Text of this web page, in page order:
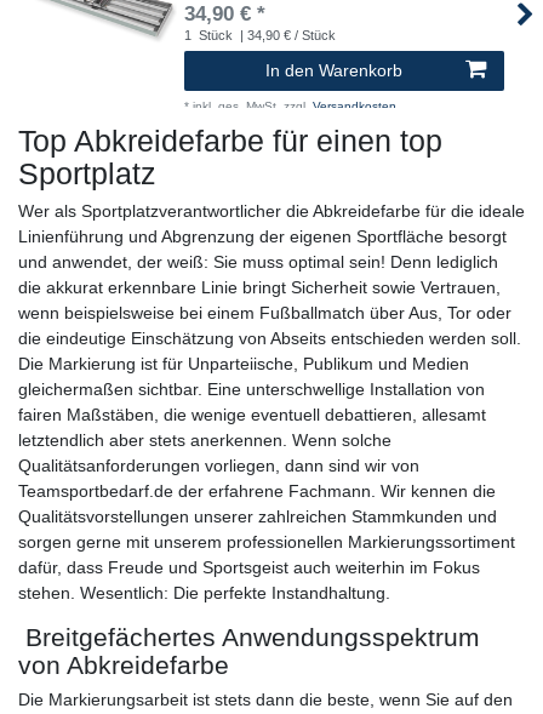
34,90 € *
1 Stück | 34,90 € / Stück
In den Warenkorb
* inkl. ges. MwSt. zzgl. Versandkosten
Top Abkreidefarbe für einen top
Sportplatz
Wer als Sportplatzverantwortlicher die Abkreidefarbe für die ideale
Linienführung und Abgrenzung der eigenen Sportfläche besorgt
und anwendet, der weiß: Sie muss optimal sein! Denn lediglich
die akkurat erkennbare Linie bringt Sicherheit sowie Vertrauen,
wenn beispielsweise bei einem Fußballmatch über Aus, Tor oder
die eindeutige Einschätzung von Abseits entschieden werden soll.
Die Markierung ist für Unparteiische, Publikum und Medien
gleichermaßen sichtbar. Eine unterschwellige Installation von
fairen Maßstäben, die wenige eventuell debattieren, allesamt
letztendlich aber stets anerkennen. Wenn solche
Qualitätsanforderungen vorliegen, dann sind wir von
Teamsportbedarf.de der erfahrene Fachmann. Wir kennen die
Qualitätsvorstellungen unserer zahlreichen Stammkunden und
sorgen gerne mit unserem professionellen Markierungssortiment
dafür, dass Freude und Sportsgeist auch weiterhin im Fokus
stehen. Wesentlich: Die perfekte Instandhaltung.
Breitgefächertes Anwendungsspektrum
von Abkreidefarbe
Die Markierungsarbeit ist stets dann die beste, wenn Sie auf den